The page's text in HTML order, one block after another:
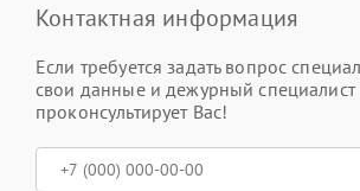
Контактная информация
Если требуется задать вопрос
свои данные и дежурный специалист
проконсультирует Вас!